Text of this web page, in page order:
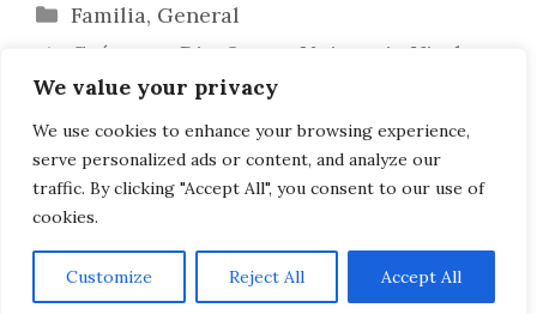
We value your privacy
We use cookies to enhance your browsing experience,
serve personalized ads or content, and analyze our
traffic. By clicking "Accept All", you consent to our use of
cookies.
Customize Reject All Accept All
Categorías
Familia, General
Guía para Diseñar un Unicornio Viral en
TikTok
Diseña Unicornios con Influencia de la
Cultura Pop
AVISO LEGAL, POLITICA DE PRIVACIDAD, COOKIES